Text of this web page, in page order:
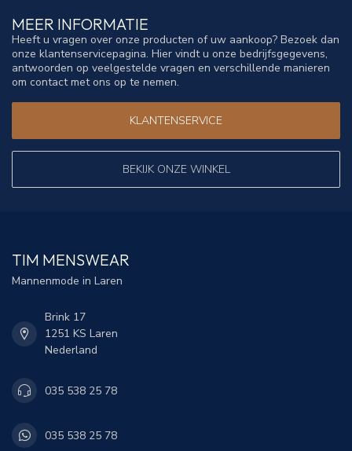
MEER INFORMATIE
Heeft u vragen over onze producten of uw aankoop? Bezoek dan
onze klantenservicepagina. Hier vindt u onze bedrijfsgegevens,
antwoorden op veelgestelde vragen en verschillende manieren
om contact met ons op te nemen.
KLANTENSERVICE
BEKIJK ONZE WINKEL
TIM MENSWEAR
Mannenmode in Laren
Brink 17
1251 KS Laren
Nederland
035 538 25 78
035 538 25 78